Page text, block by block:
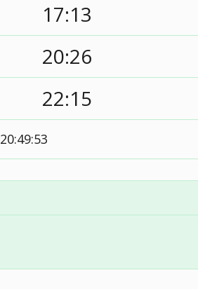
17:13
20:26
22:15
20:49:54